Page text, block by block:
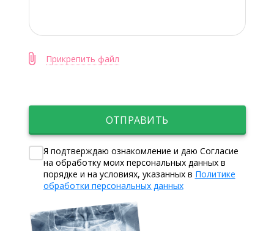
Прикрепить файл
ОТПРАВИТЬ
Я подтверждаю ознакомление и даю Согласие
на обработку моих персональных данных в
порядке и на условиях, указанных в Политике
обработки персональных данных